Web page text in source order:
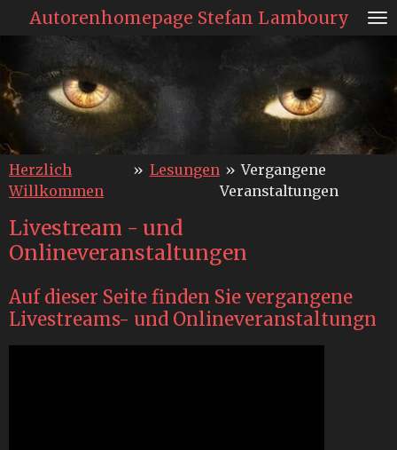
Zum
Hauptinhalt
springen
Autorenhomepage Stefan Lamboury
Herzlich
Willkommen
» Lesungen » Vergangene
Veranstaltungen
Livestream - und
Onlineveranstaltungen
Auf dieser Seite finden Sie vergangene
Livestreams- und Onlineveranstaltungn